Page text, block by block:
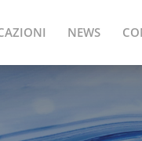
NEWS